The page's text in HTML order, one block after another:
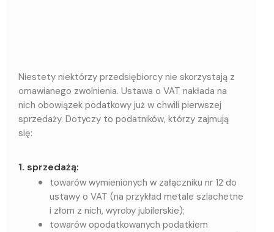
Niestety niektórzy przedsiębiorcy nie skorzystają z
omawianego zwolnienia. Ustawa o VAT nakłada na
nich obowiązek podatkowy już w chwili pierwszej
sprzedaży. Dotyczy to podatników, którzy zajmują
się:
1. sprzedażą:
towarów wymienionych w załączniku nr 12 do
ustawy o VAT (na przykład metale szlachetne
i złom z nich, wyroby jubilerskie);
towarów opodatkowanych podatkiem